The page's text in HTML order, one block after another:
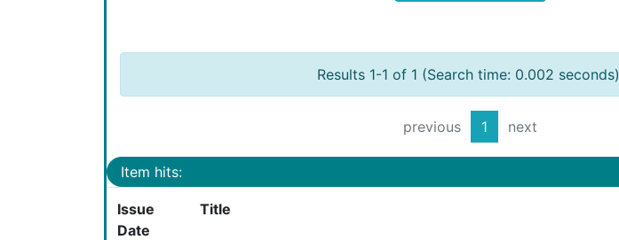
Results 1-1 of 1 (Search time: 0.002
previous 1 next
Item hits:
Issue
Date
Title